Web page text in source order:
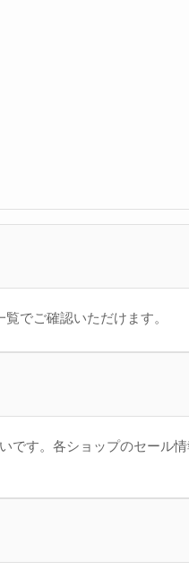
でご確認いただけます。
です。各ショップのセール